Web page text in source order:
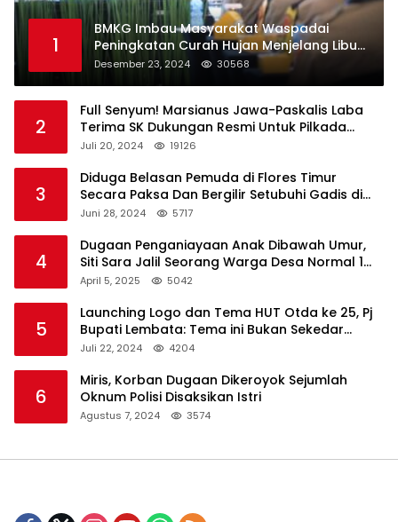
1
BMKG Imbau Masyarakat Waspadai
Peningkatan Curah Hujan Menjelang Libur
Natal dan Tahun Baru
Desember 23, 2024 30568
2
Full Senyum! Marsianus Jawa-Paskalis Laba
Terima SK Dukungan Resmi Untuk Pilkada
Lembata
Juli 20, 2024 19126
3
Diduga Belasan Pemuda di Flores Timur
Secara Paksa Dan Bergilir Setubuhi Gadis di
Bawah Umur
Juni 28, 2024 5717
4
Dugaan Penganiayaan Anak Dibawah Umur,
Siti Sara Jalil Seorang Warga Desa Normal 1
Melapor ke Polisi
April 5, 2025 5042
5
Launching Logo dan Tema HUT Otda ke 25, Pj
Bupati Lembata: Tema ini Bukan Sekedar
Refleksi Semalam
Juli 22, 2024 4204
6
Miris, Korban Dugaan Dikeroyok Sejumlah
Oknum Polisi Disaksikan Istri
Agustus 7, 2024 3574